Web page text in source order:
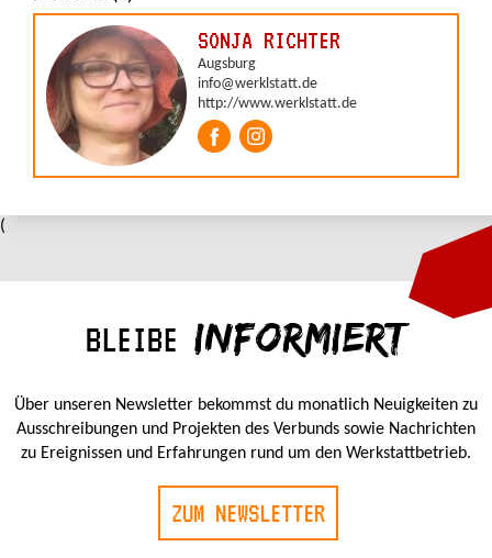
(
BLEIBE INFORMIERT
Über unseren Newsletter bekommst du monatlich Neuigkeiten zu
Ausschreibungen und Projekten des Verbunds sowie Nachrichten
zu Ereignissen und Erfahrungen rund um den Werkstattbetrieb.
ZUM NEWSLETTER